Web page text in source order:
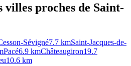
villes proches de Saint-
Sévigné7.7 kmSaint-Jacques-de-
Pacé6.9 kmChâteaugiron19.7
10.6 km